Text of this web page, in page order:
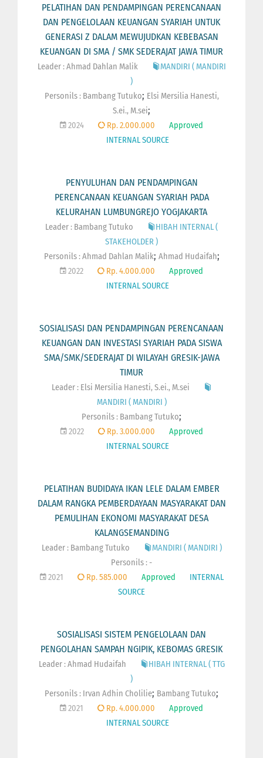
PELATIHAN DAN PENDAMPINGAN PERENCANAAN
DAN PENGELOLAAN KEUANGAN SYARIAH UNTUK
GENERASI Z DALAM MEWUJUDKAN KEBEBASAN
KEUANGAN DI SMA / SMK SEDERAJAT JAWA TIMUR
Leader : Ahmad Dahlan Malik
MANDIRI ( MANDIRI
)
Personils : Bambang Tutuko; Elsi Mersilia Hanesti,
S.ei., M.sei;
2024 Rp. 2.000.000
Approved
INTERNAL SOURCE
PENYULUHAN DAN PENDAMPINGAN
PERENCANAAN KEUANGAN SYARIAH PADA
KELURAHAN LUMBUNGREJO YOGJAKARTA
Leader : Bambang Tutuko
HIBAH INTERNAL (
STAKEHOLDER )
Personils :Ahmad Dahlan Malik; Ahmad Hudaifah;
2022 Rp. 4.000.000
Approved
INTERNAL SOURCE
SOSIALISASI DAN PENDAMPINGAN PERENCANAAN
KEUANGAN DAN INVESTASI SYARIAH PADA SISWA
SMA/SMK/SEDERAJAT DI WILAYAH GRESIK-JAWA
TIMUR
Leader : Elsi Mersilia Hanesti, S.ei., M.sei
MANDIRI ( MANDIRI )
Personils : Bambang Tutuko;
2022 Rp. 3.000.000
Approved
INTERNAL SOURCE
PELATIHAN BUDIDAYA IKAN LELE DALAM EMBER
DALAM RANGKA PEMBERDAYAAN MASYARAKAT DAN
PEMULIHAN EKONOMI MASYARAKAT DESA
KALANGSEMANDING
Leader : Bambang Tutuko
MANDIRI ( MANDIRI )
Personils : -
2021
Rp. 585.000 Approved
INTERNAL
SOURCE
SOSIALISASI SISTEM PENGELOLAAN DAN
PENGOLAHAN SAMPAH NGIPIK, KEBOMAS GRESIK
Leader : Ahmad Hudaifah
HIBAH INTERNAL ( TTG
)
Personils : Irvan Adhin Cholilie; Bambang Tutuko;
2021 Rp. 4.000.000
Approved
INTERNAL SOURCE